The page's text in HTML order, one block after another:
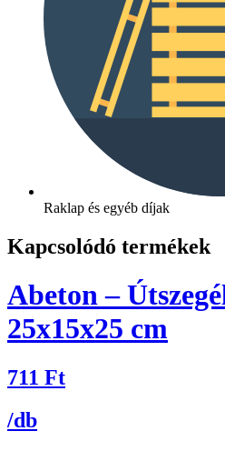
Raklap és egyéb díjak
Kapcsolódó termékek
Abeton –
25x15x25 cm
711 Ft
/db